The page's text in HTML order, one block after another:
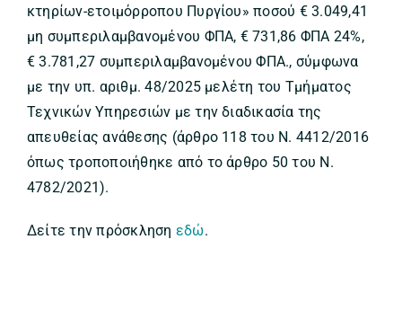
κτηρίων-ετοιμόρροπου Πυργίου» ποσού € 3.049,41
μη συμπεριλαμβανομένου ΦΠΑ, € 731,86 ΦΠΑ 24%,
€ 3.781,27 συμπεριλαμβανομένου ΦΠΑ., σύμφωνα
με την υπ. αριθμ. 48/2025 μελέτη του Τμήματος
Τεχνικών Υπηρεσιών με την διαδικασία της
απευθείας ανάθεσης (άρθρο 118 του Ν. 4412/2016
όπως τροποποιήθηκε από το άρθρο 50 του Ν.
4782/2021).
Δείτε την πρόσκληση εδώ.